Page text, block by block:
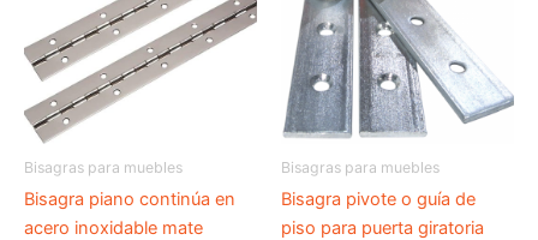
Bisagras para muebles
Bisagra piano continúa en
acero inoxidable mate
Bisagras para muebles
Bisagra pivote o guía de
piso para puerta giratoria